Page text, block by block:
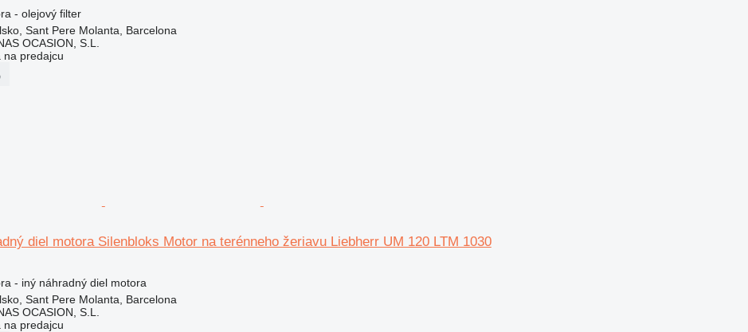
- olejový filter
Sant Pere Molanta, Barcelona
OCASION, S.L.
na predajcu
diel motora Silenbloks Motor na terénneho žeriavu Liebherr UM 120 LTM 1030
- iný náhradný diel motora
Sant Pere Molanta, Barcelona
OCASION, S.L.
na predajcu